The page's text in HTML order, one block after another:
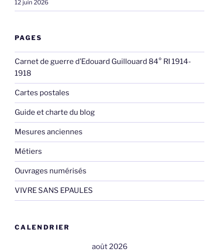
12 juin 2026
PAGES
Carnet de guerre d’Edouard Guillouard 84° RI 1914-
1918
Cartes postales
Guide et charte du blog
Mesures anciennes
Métiers
Ouvrages numérisés
VIVRE SANS EPAULES
CALENDRIER
août 2026